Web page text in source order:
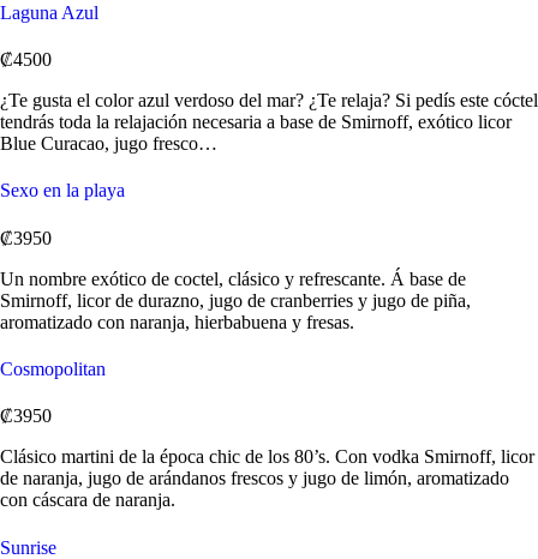
Laguna Azul
₡4500
¿Te gusta el color azul verdoso del mar? ¿Te relaja? Si pedís este cóctel
tendrás toda la relajación necesaria a base de Smirnoff, exótico licor
Blue Curacao, jugo fresco…
Sexo en la playa
₡3950
Un nombre exótico de coctel, clásico y refrescante. Á base de
Smirnoff, licor de durazno, jugo de cranberries y jugo de piña,
aromatizado con naranja, hierbabuena y fresas.
Cosmopolitan
₡3950
Clásico martini de la época chic de los 80’s. Con vodka Smirnoff, licor
de naranja, jugo de arándanos frescos y jugo de limón, aromatizado
con cáscara de naranja.
Sunrise